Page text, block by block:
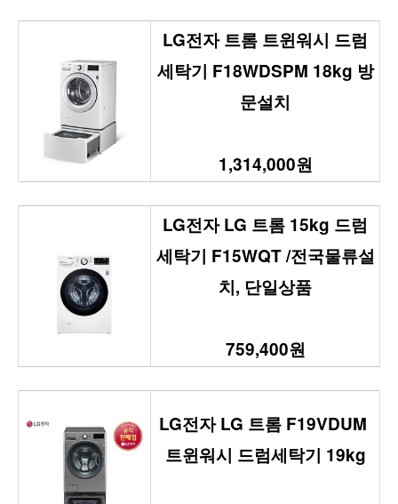
LG전자 트롬 트윈워시 드럼
세탁기 F18WDSPM 18kg 방
문설치
1,314,000원
LG전자 LG 트롬 15kg 드럼
세탁기 F15WQT /전국물류설
치, 단일상품
759,400원
LG전자 LG 트롬 F19VDUM
트윈워시 드럼세탁기 19kg